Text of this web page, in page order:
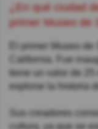
¿En qué ciudad de Estados Unidos se encuentra el
primer Museo de
El primer Museo
California. Fue
tiene un valor de
explorar la historia
Sus creadores
cultura, ya que se